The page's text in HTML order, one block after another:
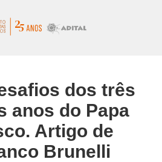
dos três
anos do Papa
Artigo de
Brunelli